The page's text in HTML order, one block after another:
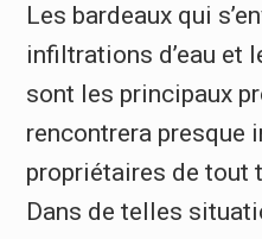
Les bardeaux qui
infiltrations d’eau et
sont les principaux
rencontrera presque
propriétaires de tout
Dans de telles